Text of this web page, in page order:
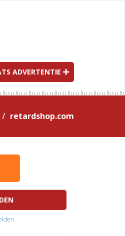
ADVERTENTIE
retardshop.com